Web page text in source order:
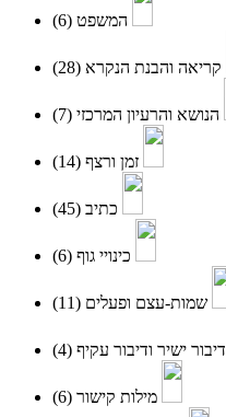
המשפט
קריאה והבנת הנקרא
הנושא והרעיון המרכזי
זמן ורצף
כתיב
כינויי גוף
שמות-עצם ופעלים
דיבור ישיר ודיבור עקיף
מילות קישור